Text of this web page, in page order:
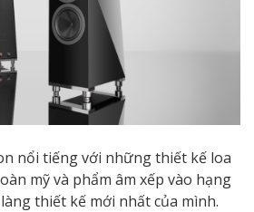
nổi tiếng với những thiết kế loa
mỹ và phẩm âm xếp vào hạng
thiết kế mới nhất của mình.